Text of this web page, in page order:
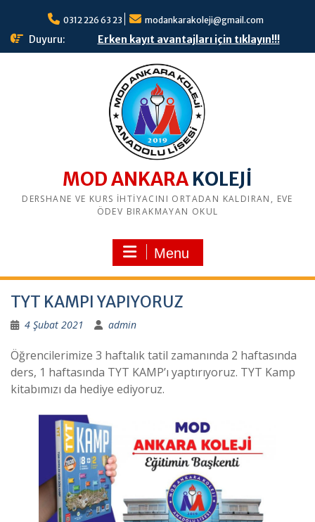
p
0312 226 63 23 modankarakoleji@gmail.com
Duyuru: Erken kayıt avantajları için tıklayın!!!
MOD ANKARA
DERSHANE VE KURS İHTİYACINI ORTADAN KALDIRAN, EVE
ÖDEV BIRAKMAYAN OKUL
Menu
TYT KAMPI YAPIYORUZ
4 Şubat 2021 admin
Öğrencilerimize 3 haftalık tatil zamanında 2 haftasında
ders, 1 haftasında TYT KAMP’ı yaptırıyoruz. TYT Kamp
kitabımızı da hediye ediyoruz.